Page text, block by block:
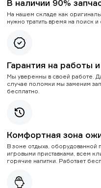
В наличии 90%
На нашем складе как
нужно тратить время на поиск
Гарантия на работы
Мы уверенны в своей работе.
случае поломки мы заменим
бесплатно.
Комфортная зона
В зоне отдыха, оборудованной
игровыми приставками, всем
горячие напитки. Работает